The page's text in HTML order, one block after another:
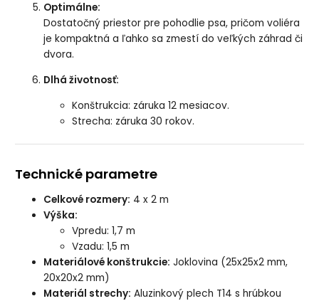
Optimálne:
Dostatočný priestor pre pohodlie psa, pričom voliéra
je kompaktná a ľahko sa zmestí do veľkých záhrad či
dvora.
Dlhá životnosť:
Konštrukcia: záruka 12 mesiacov.
Strecha: záruka 30 rokov.
Technické parametre
Celkové rozmery: 4 x 2 m
Výška:
Vpredu: 1,7 m
Vzadu: 1,5 m
Materiálové konštrukcie: Joklovina (25x25x2 mm,
20x20x2 mm)
Materiál strechy: Aluzinkový plech T14 s hrúbkou